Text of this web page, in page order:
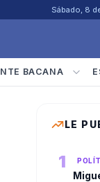
Sábado, 8
BACANA
LE
1